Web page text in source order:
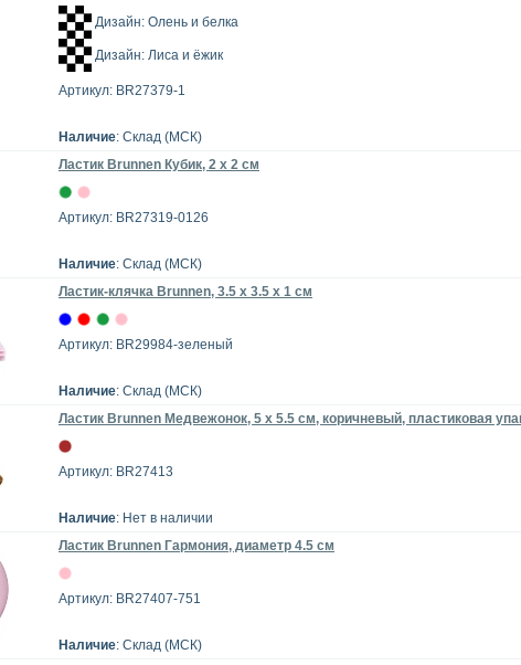
Дизайн: Олень и белка
Дизайн: Лиса и ёжик
Артикул: BR27379-1
Наличие: Склад (МСК)
Ластик Brunnen Кубик, 2 х 2 см
Артикул: BR27319-0126
Наличие: Склад (МСК)
Ластик-клячка Brunnen, 3.5 x 3.5 x 1 см
Артикул: BR29984-зеленый
Наличие: Склад (МСК)
Ластик Brunnen Медвежонок, 5 х 5.5 см, коричневый, пластиковая
Артикул: BR27413
Наличие: Нет в наличии
Ластик Brunnen Гармония, диаметр 4.5 см
Артикул: BR27407-751
Наличие: Склад (МСК)